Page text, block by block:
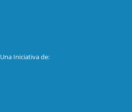
Una Iniciativa de: